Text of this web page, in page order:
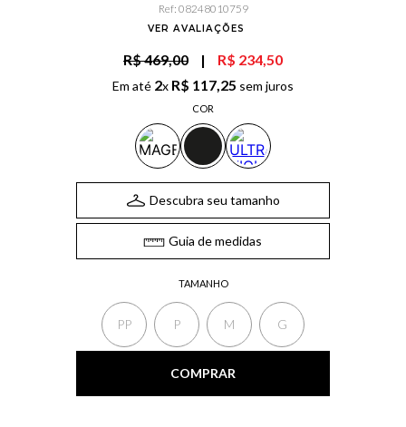
Ref: 08248010759
VER AVALIAÇÕES
R$ 469,00 | R$ 234,50
Em até 2x R$ 117,25 sem juros
COR
TAMANHO
PP P M G
Descubra seu tamanho
Guia de medidas
COMPRAR